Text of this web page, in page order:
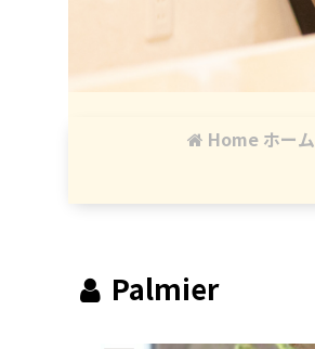
Home ホーム
Palmier